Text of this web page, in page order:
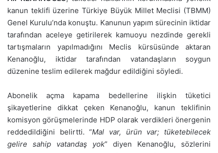
kanun teklifi üzerine Türkiye Büyük Millet Meclisi (TBMM)
Genel Kurulu’nda konuştu. Kanunun yapım sürecinin iktidar
tarafından aceleye getirilerek kamuoyu nezdinde gerekli
tartışmaların yapılmadığını Meclis kürsüsünde aktaran
Kenanoğlu, iktidar tarafından vatandaşların soygun
düzenine teslim edilerek mağdur edildiğini söyledi.
Abonelik açma kapama bedellerine ilişkin tüketici
şikayetlerine dikkat çeken Kenanoğlu, kanun teklifinin
komisyon görüşmelerinde HDP olarak verdikleri önergenin
reddedildiğini belirtti. “Mal var, ürün var; tüketebilecek
gelire sahip vatandaş yok” diyen Kenanoğlu, sözlerini